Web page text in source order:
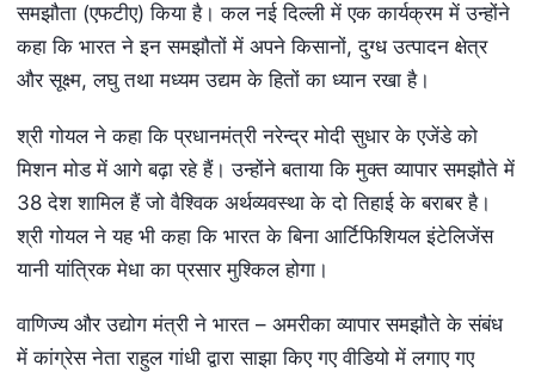
समझौता (एफटीए) किया है। कल नई दिल्‍ली में एक कार्यक्रम में उन्‍होंने
कहा कि भारत ने इन समझौतों में अपने किसानों, दुग्‍ध उत्‍पादन क्षेत्र
और सूक्ष्‍म, लघु तथा मध्‍यम उद्यम के हितों का ध्‍यान रखा है।
श्री गोयल ने कहा कि प्रधानमंत्री नरेन्‍द्र मोदी सुधार के एजेंडे को
मिशन मोड में आगे बढ़ा रहे हैं। उन्‍होंने बताया कि मुक्‍त व्‍यापार समझौते में
38 देश शामिल हैं जो वैश्विक अर्थव्‍यवस्‍था के दो तिहाई के बराबर है।
श्री गोयल ने यह भी कहा कि भारत के बिना आर्टिफिशियल इंटेलिजेंस
यानी यांत्रिक मेधा का प्रसार मुश्किल होगा।
वाणिज्‍य और उद्योग मंत्री ने भारत – अमरीका व्‍यापार समझौते के संबंध
में कांग्रेस नेता राहुल गांधी द्वारा साझा किए गए वीडियो में लगाए गए